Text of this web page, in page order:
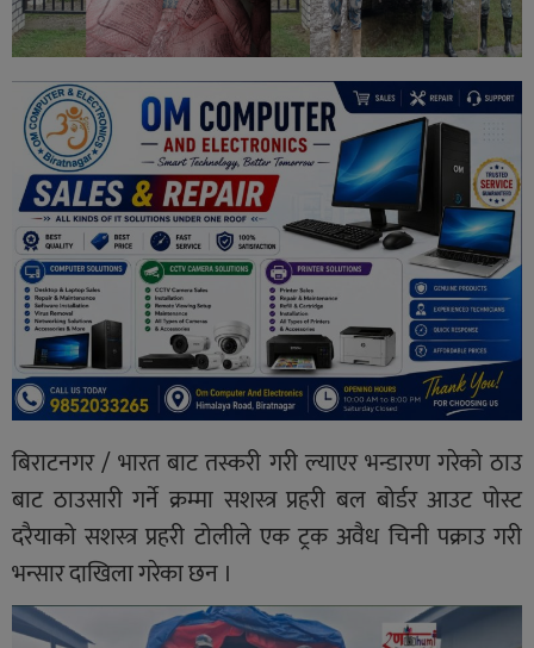
बिराटनगर / भारत बाट तस्करी गरी ल्याएर भन्डारण गरेको ठाउ
बाट ठाउसारी गर्ने क्रम्मा सशस्त्र प्रहरी बल बोर्डर आउट पोस्ट
दरैयाको सशस्त्र प्रहरी टोलीले एक ट्रक अवैध चिनी पक्राउ गरी
भन्सार दाखिला गरेका छन ।